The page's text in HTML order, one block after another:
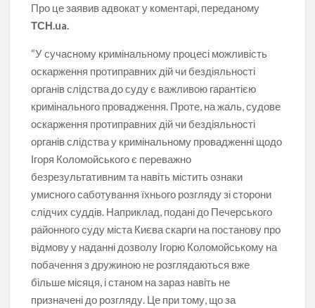
Про це заявив адвокат у коментарі, переданому
ТСН.ua.
“У сучасному кримінальному процесі можливість
оскарження протиправних дій чи бездіяльності
органів слідства до суду є важливою гарантією
кримінального провадження. Проте, на жаль, судове
оскарження протиправних дій чи бездіяльності
органів слідства у кримінальному провадженні щодо
Ігоря Коломойського є переважно
безрезультативним та навіть містить ознаки
умисного саботування їхнього розгляду зі сторони
слідчих суддів. Наприклад, подані до Печерського
районного суду міста Києва скарги на постанову про
відмову у наданні дозволу Ігорю Коломойському на
побачення з дружиною не розглядаються вже
більше місяця, і станом на зараз навіть не
призначені до розгляду. Це при тому, що за